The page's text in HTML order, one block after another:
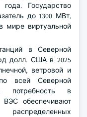
Государство
до 1300 МВт,
мире виртуальной
в Северной
долл. США в 2025
ветровой и
всей Северной
потребность в
ВЭС обеспечивают